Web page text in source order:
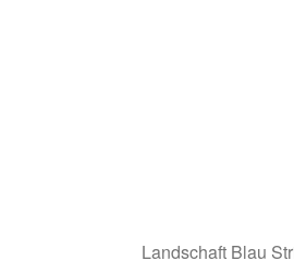
Landschaft Blau